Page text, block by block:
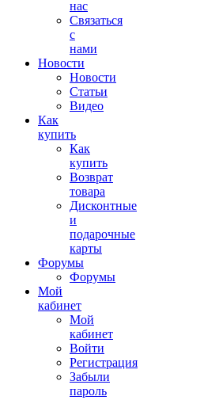
нас
Связаться
с
нами
Новости
Новости
Статьи
Видео
Как
купить
Как
купить
Возврат
товара
Дисконтные
и
подарочные
карты
Форумы
Форумы
Мой
кабинет
Мой
кабинет
Войти
Регистрация
Забыли
пароль